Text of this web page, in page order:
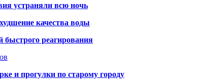
устраняли всю ночь
качества воды
быстрого реагирования
и прогулки по старому городу